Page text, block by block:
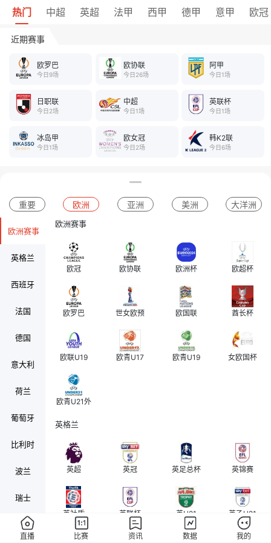
热门 中超 英超 法甲 西甲 德甲 意甲 欧冠
近期赛事
欧罗巴
今日9场
欧协联
今日26场
阿甲
今日1场
日职联
今日2场
中超
今日1场
英联杯
今日1场
冰岛甲
今日1场
欧女冠
今日2场
韩K2联
今日6场
重要 欧洲 亚洲 美洲 大洋洲
欧洲赛事
英格兰
西班牙
法国
德国
意大利
荷兰
葡萄牙
比利时
波兰
瑞士
奥地利
欧洲赛事
欧冠 欧协联 欧洲杯 欧超杯
欧罗巴 世女欧预 欧国联 酋长杯
欧联U19 欧青U17 欧青U19 女欧国杯
欧青U21外
英格兰
英超 英冠 英足总杯 英锦赛
英社盾 英联杯 英U21 英乙U21
直播 比赛 资讯 数据 我的